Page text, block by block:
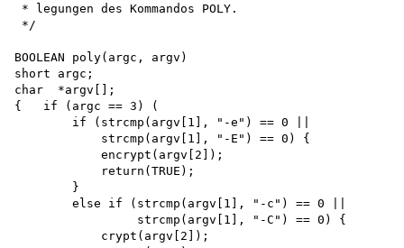
* legungen des Kommandos POLY.
*/
BOOLEAN poly(argc, argv)
short argc;
char  *argv[];
{   if (argc == 3) (
        if (strcmp(argv[1], "-e") == 0 ||
            strcmp(argv[1], "-E") == 0) {
            encrypt(argv[2]);
            return(TRUE);
        }
        else if (strcmp(argv[1], "-c") == 0 ||
                 strcmp(argv[1], "-C") == 0) {
            crypt(argv[2]);